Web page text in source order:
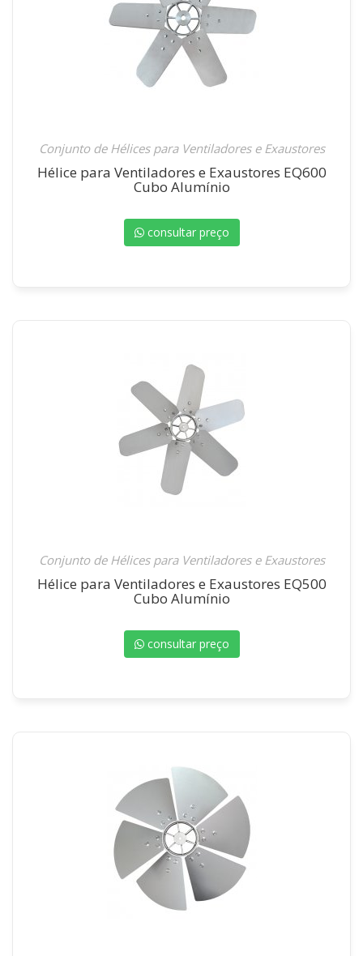
Conjunto de Hélices para Ventiladores e Exaustores
Hélice para Ventiladores e Exaustores EQ600
Cubo Alumínio
consultar preço
Conjunto de Hélices para Ventiladores e Exaustores
Hélice para Ventiladores e Exaustores EQ500
Cubo Alumínio
consultar preço